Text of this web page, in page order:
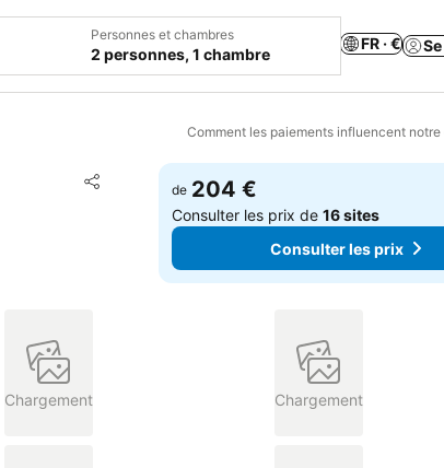
Personnes et chambres
2 personnes, 1 chambre
FR · €
Comment les paiements influencent
Partager
Ajouter à mes favoris
de 204 €
Consulter les prix de16 sites
Consulter les prix
Chargement Chargement